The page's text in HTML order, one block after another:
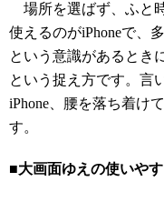
場所を選ばず、ふと
使えるのがiPhoneで、
という意識があるとき
という捉え方です。言
iPhone、腰を落ち着け
す。
■大画面ゆえの使いや